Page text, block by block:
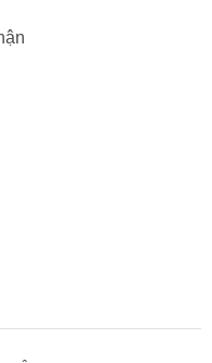
các vật dụng có
nhỏ,... Chiều cao
hoạt bằng các bánh
đa dạng không gian
nổi, đĩa, tô,...
trong hướng dẫn sử